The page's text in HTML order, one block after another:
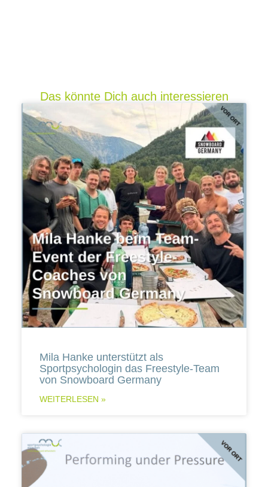
Das könnte Dich auch interessieren
Mila Hanke unterstützt als
Sportpsychologin das Freestyle-Team
von Snowboard Germany
WEITERLESEN »